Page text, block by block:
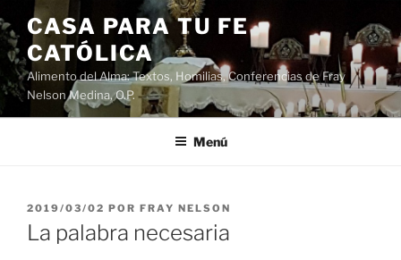
Saltar
al
contenido
CASA PARA TU FE
CATÓLICA
Alimento del Alma: Textos, Homilias, Conferencias de Fray
Nelson Medina, O.P.
Menú
PUBLICADO
EL
2019/03/02 POR FRAY NELSON
La palabra necesaria